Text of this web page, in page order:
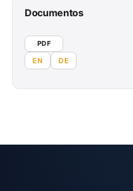
Documentos
PDF
EN DE